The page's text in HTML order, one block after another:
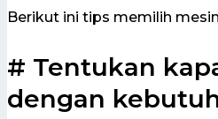
Berikut ini tips memilih
# Tentukan
dengan